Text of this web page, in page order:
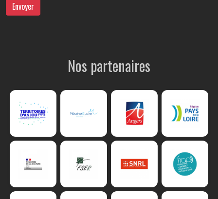
Envoyer
Nos partenaires